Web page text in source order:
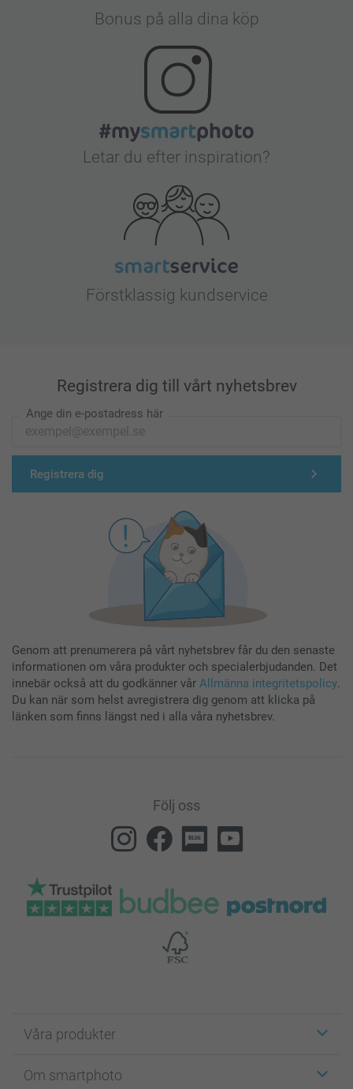
Bonus på alla dina köp
Letar du efter inspiration?
Förstklassig kundservice
Registrera dig till vårt nyhetsbrev
Ange din e-postadress här
Registrera dig
Genom att prenumerera på vårt nyhetsbrev får du den senaste
informationen om våra produkter och specialerbjudanden. Det
innebär också att du godkänner vår Allmänna integritetspolicy.
Du kan när som helst avregistrera dig genom att klicka på
länken som finns längst ned i alla våra nyhetsbrev.
Följ oss
Våra produkter
Fotokort
Om smartphoto